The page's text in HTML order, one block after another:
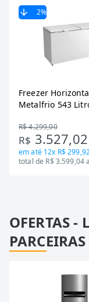
2%
Freezer
Metalfrio 543
Tecnologia
Bivolt
R$ 4.299,00
R$
em até 12x R$
total de R$ 3.599,04
OFERTAS -
PARCEIRAS